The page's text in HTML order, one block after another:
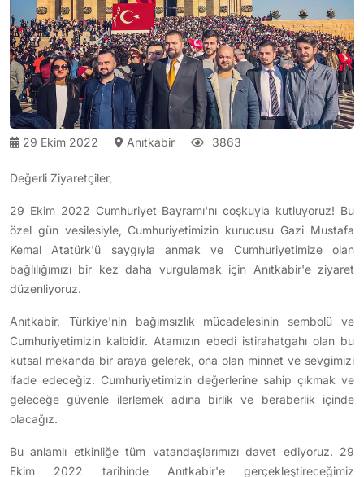
29 Ekim 2022 Anıtkabir 3863
Değerli Ziyaretçiler,
29 Ekim 2022 Cumhuriyet Bayramı'nı coşkuyla kutluyoruz! Bu
özel gün vesilesiyle, Cumhuriyetimizin kurucusu Gazi Mustafa
Kemal Atatürk'ü saygıyla anmak ve Cumhuriyetimize olan
bağlılığımızı bir kez daha vurgulamak için Anıtkabir'e ziyaret
düzenliyoruz.
Anıtkabir, Türkiye'nin bağımsızlık mücadelesinin sembolü ve
Cumhuriyetimizin kalbidir. Atamızın ebedi istirahatgahı olan bu
kutsal mekanda bir araya gelerek, ona olan minnet ve sevgimizi
ifade edeceğiz. Cumhuriyetimizin değerlerine sahip çıkmak ve
geleceğe güvenle ilerlemek adına birlik ve beraberlik içinde
olacağız.
Bu anlamlı etkinliğe tüm vatandaşlarımızı davet ediyoruz. 29
Ekim 2022 tarihinde Anıtkabir'e gerçekleştireceğimiz